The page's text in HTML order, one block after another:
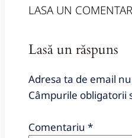
LASA UN
Lasă un răspuns
Adresa ta de email
Câmpurile obligatorii
Comentariu *